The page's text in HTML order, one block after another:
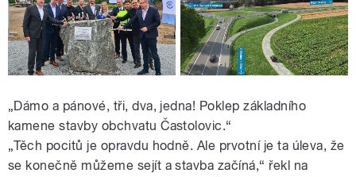
„Dámo a pánové, tři, dva, jedna! Poklep základního
kamene stavby obchvatu Častolovic.“
„Těch pocitů je opravdu hodně. Ale prvotní je ta úleva, že
se konečně můžeme sejít a stavba začíná,“ řekl na